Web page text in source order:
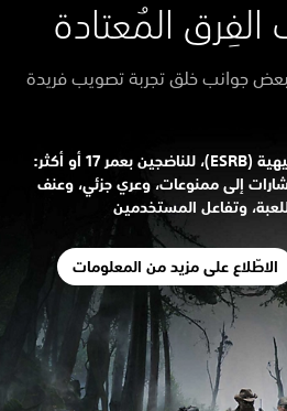
المُعتادة
جوانب خلق تجربة تصويب فريدة
مجلس تقدير البرمجيات الترفيهية (ESRB)، للناضجين بعمر 17 أو أكثر:
إلى ممنوعات، وعري جزئي، وعنف
وتفاعل المستخدمين
الاطّلاع على مزيد من المعلومات